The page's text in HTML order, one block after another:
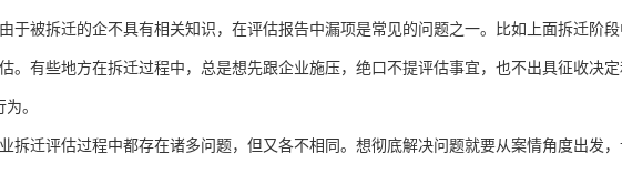
于被拆迁的企不具有相关知识，在评估报告中漏项是常见的问题之一。比如上面拆迁阶段
。有些地方在拆迁过程中，总是想先跟企业施压，绝口不提评估事宜，也不出具征收决
。
拆迁评估过程中都存在诸多问题，但又各不相同。想彻底解决问题就要从案情角度出发